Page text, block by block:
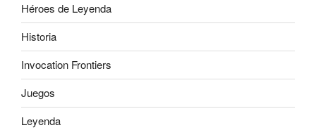
Héroes de Leyenda
Historia
Invocation Frontiers
Juegos
Leyenda